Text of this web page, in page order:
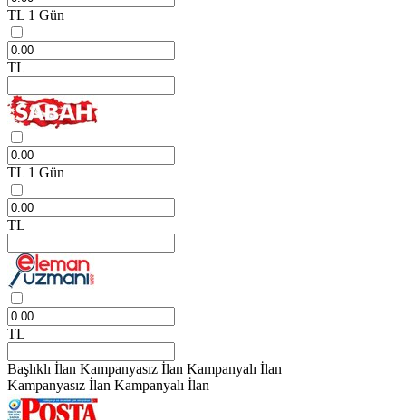
TL 1 Gün
TL
TL 1 Gün
TL
TL
Başlıklı İlan Kampanyasız İlan Kampanyalı İlan
Kampanyasız İlan Kampanyalı İlan